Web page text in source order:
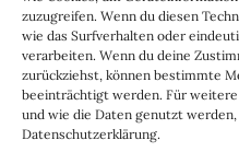
zuzugreifen. Wenn du diesen
wie das Surfverhalten oder
verarbeiten. Wenn du deine
zurückziehst, können bestimmte
beeinträchtigt werden. Für
und wie die Daten genutzt
Datenschutzerklärung.
hier auf dem Blog eine
alle Dinge, die das Leben
Darüber hinaus legen
Austausch mit Euch,
Kommentarfunktion, die
auch überInstagram